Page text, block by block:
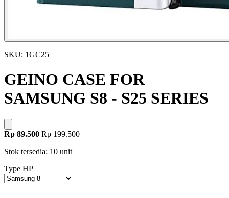
SKU: 1GC25
GEINO CASE FOR
SAMSUNG S8 - S25 SERIES
Rp 89.500 Rp 199.500
Stok tersedia: 10 unit
Type HP